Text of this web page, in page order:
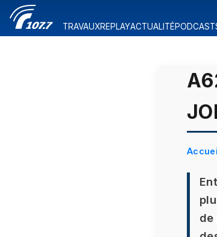
TRAVAUXREPLAYACTUALITÉ
de